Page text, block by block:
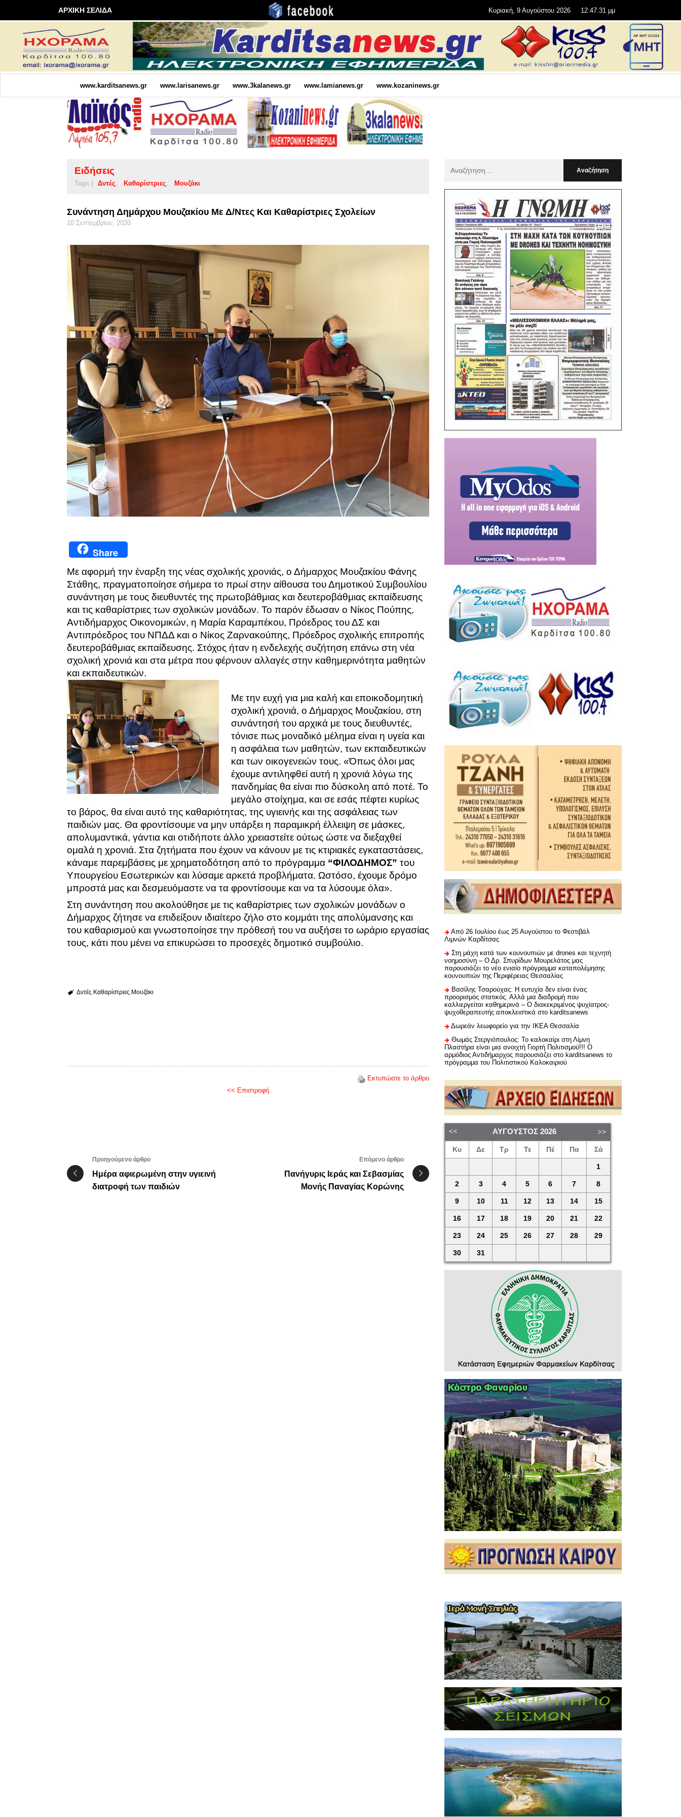
ΑΡΧΙΚΗ ΣΕΛΙΔΑ Κυριακή, 9 Αυγούστου 2026 12:47:32 μμ
www.karditsanews.gr www.larisanews.gr www.3kalanews.gr www.lamianews.gr www.kozaninews.gr
Ειδήσεις
Tags | Δντές Καθαρίστριες Μουζάκι
Συνάντηση Δημάρχου Μουζακίου Με Δ/ντες Και Καθαρίστριες Σχολείων
10 Σεπτεμβρίου, 2020
Share
Με αφορμή την έναρξη της νέας σχολικής χρονιάς, ο Δήμαρχος Μουζακίου Φάνης
Στάθης, πραγματοποίησε σήμερα το πρωί στην αίθουσα του Δημοτικού Συμβουλίου
συνάντηση με τους διευθυντές της πρωτοβάθμιας και δευτεροβάθμιας εκπαίδευσης
και τις καθαρίστριες των σχολικών μονάδων. Το παρόν έδωσαν ο Νίκος Πούπης,
Αντιδήμαρχος Οικονομικών, η Μαρία Καραμπέκου, Πρόεδρος του ΔΣ και
Αντιπρόεδρος του ΝΠΔΔ και ο Νίκος Ζαρνακούπης, Πρόεδρος σχολικής επιτροπής
δευτεροβάθμιας εκπαίδευσης. Στόχος ήταν η ενδελεχής συζήτηση επάνω στη νέα
σχολική χρονιά και στα μέτρα που φέρνουν αλλαγές στην καθημερινότητα μαθητών
και εκπαιδευτικών.
Με την ευχή για μια καλή και εποικοδομητική
σχολική χρονιά, ο Δήμαρχος Μουζακίου, στη
συνάντησή του αρχικά με τους διευθυντές,
τόνισε πως μοναδικό μέλημα είναι η υγεία και
η ασφάλεια των μαθητών, των εκπαιδευτικών
και των οικογενειών τους. «Όπως όλοι μας
έχουμε αντιληφθεί αυτή η χρονιά λόγω της
πανδημίας θα είναι πιο δύσκολη από ποτέ. Το
μεγάλο στοίχημα, και σε εσάς πέφτει κυρίως
το βάρος, θα είναι αυτό της καθαριότητας, της υγιεινής και της ασφάλειας των
παιδιών μας. Θα φροντίσουμε να μην υπάρξει η παραμικρή έλλειψη σε μάσκες,
απολυμαντικά, γάντια και οτιδήποτε άλλο χρειαστείτε ούτως ώστε να διεξαχθεί
ομαλά η χρονιά. Στα ζητήματα που έχουν να κάνουν με τις κτιριακές εγκαταστάσεις,
κάναμε παρεμβάσεις με χρηματοδότηση από το πρόγραμμα “ΦΙΛΟΔΗΜΟΣ” του
Υπουργείου Εσωτερικών και λύσαμε αρκετά προβλήματα. Ωστόσο, έχουμε δρόμο
μπροστά μας και δεσμευόμαστε να τα φροντίσουμε και να τα λύσουμε όλα».
Στη συνάντηση που ακολούθησε με τις καθαρίστριες των σχολικών μονάδων ο
Δήμαρχος ζήτησε να επιδείξουν ιδιαίτερο ζήλο στο κομμάτι της απολύμανσης και
του καθαρισμού και γνωστοποίησε την πρόθεσή του να αυξήσει το ωράριο εργασίας
τους, κάτι που μένει να επικυρώσει το προσεχές δημοτικό συμβούλιο.
Δντές Καθαρίστριες Μουζάκι
Εκτυπώστε το άρθρο
<< Επιστροφή
Προηγούμενο άρθρο
Ημέρα αφιερωμένη στην υγιεινή
διατροφή των παιδιών
Επόμενο άρθρο
Πανήγυρις Ιεράς και Σεβασμίας
Μονής Παναγίας Κορώνης
:
Από 26 Ιουλίου έως 25 Αυγούστου το Φεστιβάλ
Λιμνών Καρδίτσας
Στη μάχη κατά των κουνουπιών με drones και τεχνητή
νοημοσύνη – Ο Δρ. Σπυρίδων Μουρελάτος μας
παρουσιάζει το νέο ενιαίο πρόγραμμα καταπολέμησης
κουνουπιών της Περιφέρειας Θεσσαλίας
Βασίλης Τσαρούχας: Η ευτυχία δεν είναι ένας
προορισμός στατικός. Αλλά μια διαδρομή που
καλλιεργείται καθημερινά – Ο διακεκριμένος ψυχίατρος-
ψυχοθεραπευτής αποκλειστικά στο karditsanews
Δωρεάν λεωφορείο για την ΙΚΕΑ Θεσσαλία
Θωμάς Στεργιόπουλος: Το καλοκαίρι στη Λίμνη
Πλαστήρα είναι μια ανοιχτή Γιορτή Πολιτισμού!!! Ο
αρμόδιος Αντιδήμαρχος παρουσιάζει στο karditsanews το
πρόγραμμα του Πολιτιστικού Καλοκαιριού
ΑΎΓΟΥΣΤΟΣ 2026
Κυ Δε Τρ Τε Πέ Πα Σά
1
2 3 4 5 6 7 8
9 10 11 12 13 14 15
16 17 18 19 20 21 22
23 24 25 26 27 28 29
30 31